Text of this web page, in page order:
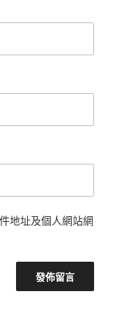
地址及個人網站網